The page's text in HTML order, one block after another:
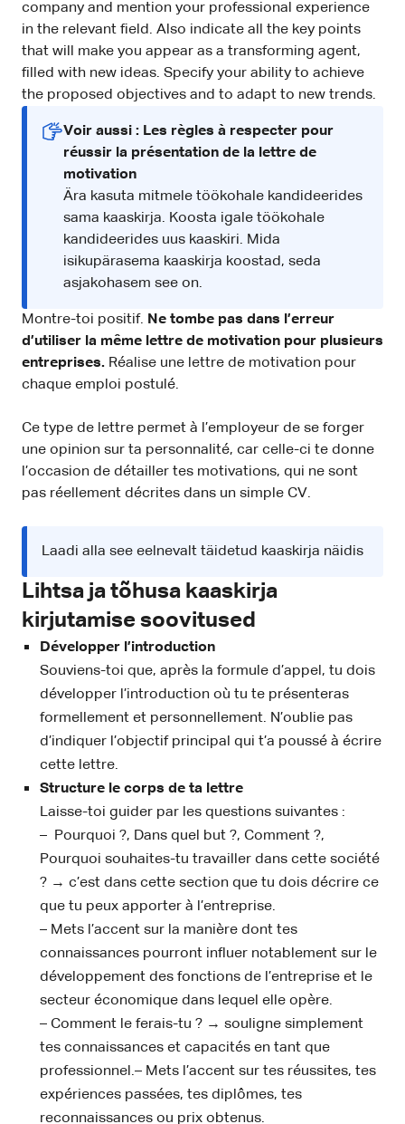
company and mention your professional experience
in the relevant field. Also indicate all the key points
that will make you appear as a transforming agent,
filled with new ideas. Specify your ability to achieve
the proposed objectives and to adapt to new trends.
Voir aussi : Les règles à respecter pour
réussir la présentation de la lettre de
motivation
Ära kasuta mitmele töökohale kandideerides
sama kaaskirja. Koosta igale töökohale
kandideerides uus kaaskiri. Mida
isikupärasema kaaskirja koostad, seda
asjakohasem see on.
Montre-toi positif. Ne tombe pas dans l’erreur
d’utiliser la même lettre de motivation pour plusieurs
entreprises. Réalise une lettre de motivation pour
chaque emploi postulé.
Ce type de lettre permet à l’employeur de se forger
une opinion sur ta personnalité, car celle-ci te donne
l’occasion de détailler tes motivations, qui ne sont
pas réellement décrites dans un simple CV.
Laadi alla see eelnevalt täidetud kaaskirja näidis
Lihtsa ja tõhusa kaaskirja
kirjutamise soovitused
Développer l’introduction
Souviens-toi que, après la formule d’appel, tu dois
développer l’introduction où tu te présenteras
formellement et personnellement. N’oublie pas
d’indiquer l’objectif principal qui t’a poussé à écrire
cette lettre.
Structure le corps de ta lettre
Laisse-toi guider par les questions suivantes :
– Pourquoi ?, Dans quel but ?, Comment ?,
Pourquoi souhaites-tu travailler dans cette société
? → c’est dans cette section que tu dois décrire ce
que tu peux apporter à l’entreprise.
– Mets l’accent sur la manière dont tes
connaissances pourront influer notablement sur le
développement des fonctions de l’entreprise et le
secteur économique dans lequel elle opère.
– Comment le ferais-tu ? → souligne simplement
tes connaissances et capacités en tant que
professionnel.– Mets l’accent sur tes réussites, tes
expériences passées, tes diplômes, tes
reconnaissances ou prix obtenus.